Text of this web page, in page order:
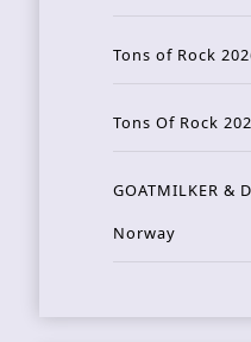
Tons of Rock
Tons Of Rock
GOATMILKER &
Norway